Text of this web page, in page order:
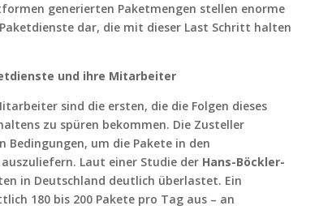
generierten Paketmengen stellen enorme
dar, die mit dieser Last Schritt halten
und ihre Mitarbeiter
sind die ersten, die die Folgen dieses
zu spüren bekommen. Die Zusteller
um die Pakete in den
Laut einer Studie der Hans-Böckler-
in Deutschland deutlich überlastet. Ein
180 bis 200 Pakete pro Tag aus – an